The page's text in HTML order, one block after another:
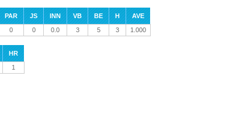
PAR JS INN VB BE H
AVE
0 0 0.0 3 5 3 1.000
HR
1